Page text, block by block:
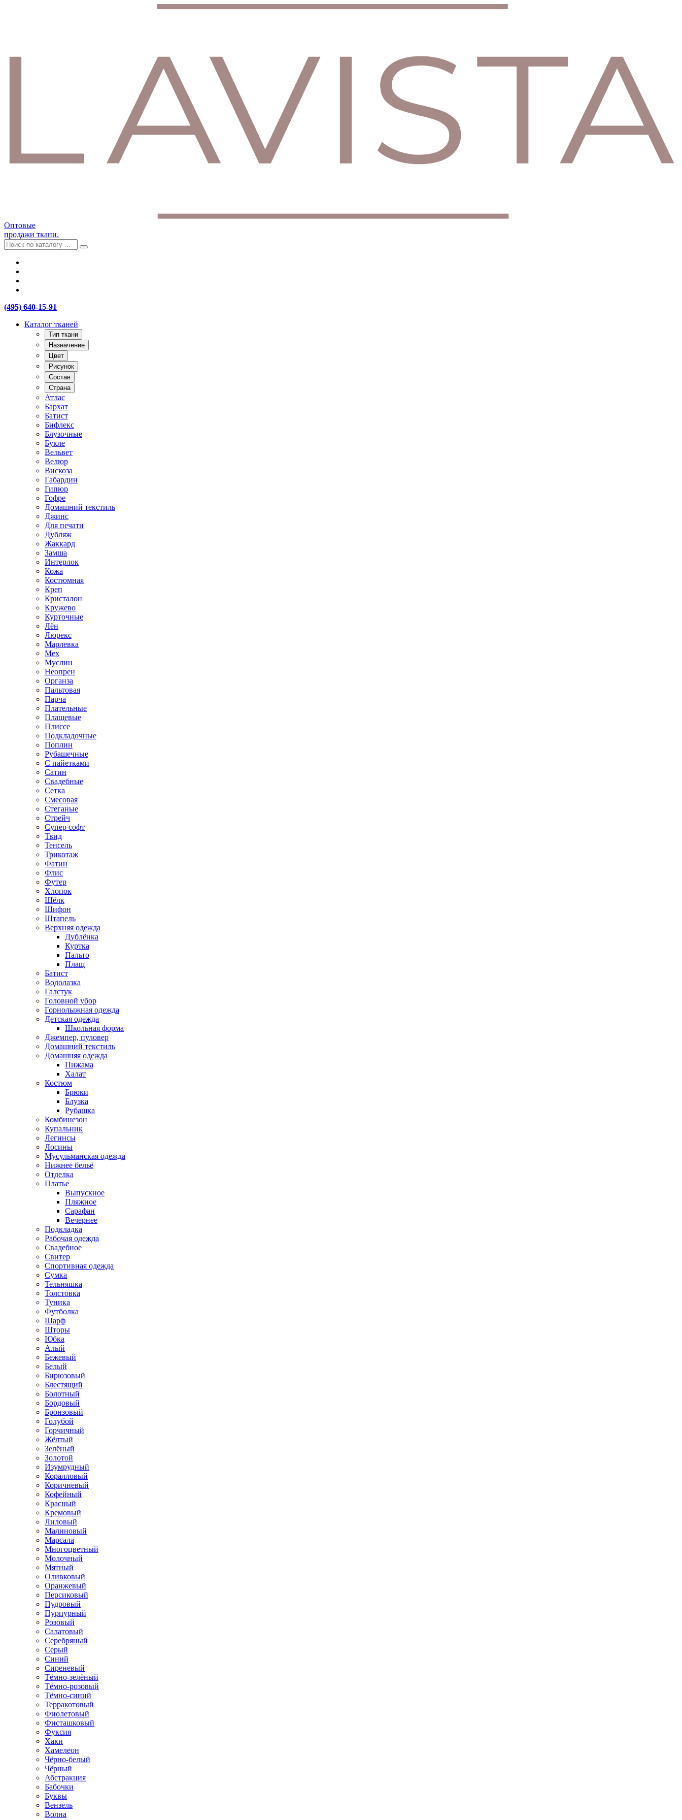
Оптовые
продажи ткани.
(495) 640-15-91
Каталог тканей
Тип ткани
Назначение
Цвет
Рисунок
Состав
Страна
Атлас
Бархат
Батист
Бифлекс
Блузочные
Букле
Вельвет
Велюр
Вискоза
Габардин
Гипюр
Гофре
Домашний текстиль
Джинс
Для печати
Дубляж
Жаккард
Замша
Интерлок
Кожа
Костюмная
Креп
Кристалон
Кружево
Курточные
Лён
Люрекс
Марлевка
Мех
Муслин
Неопрен
Органза
Пальтовая
Парча
Плательные
Плащевые
Плиссе
Подкладочные
Поплин
Рубашечные
С пайетками
Сатин
Свадебные
Сетка
Смесовая
Стеганые
Стрейч
Супер софт
Твид
Тенсель
Трикотаж
Фатин
Флис
Футер
Хлопок
Шёлк
Шифон
Штапель
Верхняя одежда
Дублёнка
Куртка
Пальто
Плащ
Батист
Водолазка
Галстук
Головной убор
Горнолыжная одежда
Детская одежда
Школьная форма
Джемпер, пуловер
Домашний текстиль
Домашняя одежда
Пижама
Халат
Костюм
Брюки
Блузка
Рубашка
Комбинезон
Купальник
Легинсы
Лосины
Мусульманская одежда
Нижнее бельё
Отделка
Платье
Выпускное
Пляжное
Сарафан
Вечернее
Подкладка
Рабочая одежда
Свадебное
Свитер
Спортивная одежда
Сумка
Тельняшка
Толстовка
Туника
Футболка
Шарф
Шторы
Юбка
Алый
Бежевый
Белый
Бирюзовый
Блестящий
Болотный
Бордовый
Бронзовый
Голубой
Горчичный
Жёлтый
Зелёный
Золотой
Изумрудный
Коралловый
Коричневый
Кофейный
Красный
Кремовый
Лиловый
Малиновый
Марсала
Многоцветный
Молочный
Мятный
Оливковый
Оранжевый
Персиковый
Пудровый
Пурпурный
Розовый
Салатовый
Серебряный
Серый
Синий
Сиреневый
Тёмно-зелёный
Тёмно-розовый
Тёмно-синий
Терракотовый
Фиолетовый
Фисташковый
Фуксия
Хаки
Хамелеон
Чёрно-белый
Чёрный
Абстракция
Бабочки
Буквы
Вензель
Волна